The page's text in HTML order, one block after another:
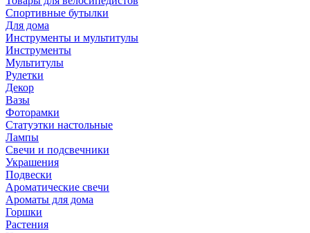
Спортивные бутылки
Для дома
Инструменты и мультитулы
Инструменты
Мультитулы
Рулетки
Декор
Вазы
Фоторамки
Статуэтки настольные
Лампы
Свечи и подсвечники
Украшения
Подвески
Ароматические свечи
Ароматы для дома
Горшки
Растения